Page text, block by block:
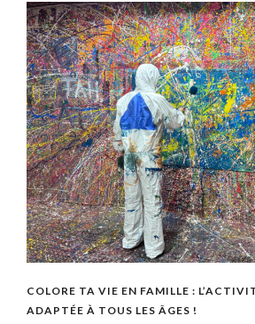
COLORE TA VIE EN FAMILLE :
ADAPTÉE À TOUS LES ÂGES !